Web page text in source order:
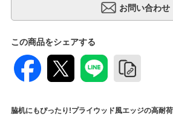
この商品をシェアする
脇机にもぴったり!プライウッド風エッジの高耐